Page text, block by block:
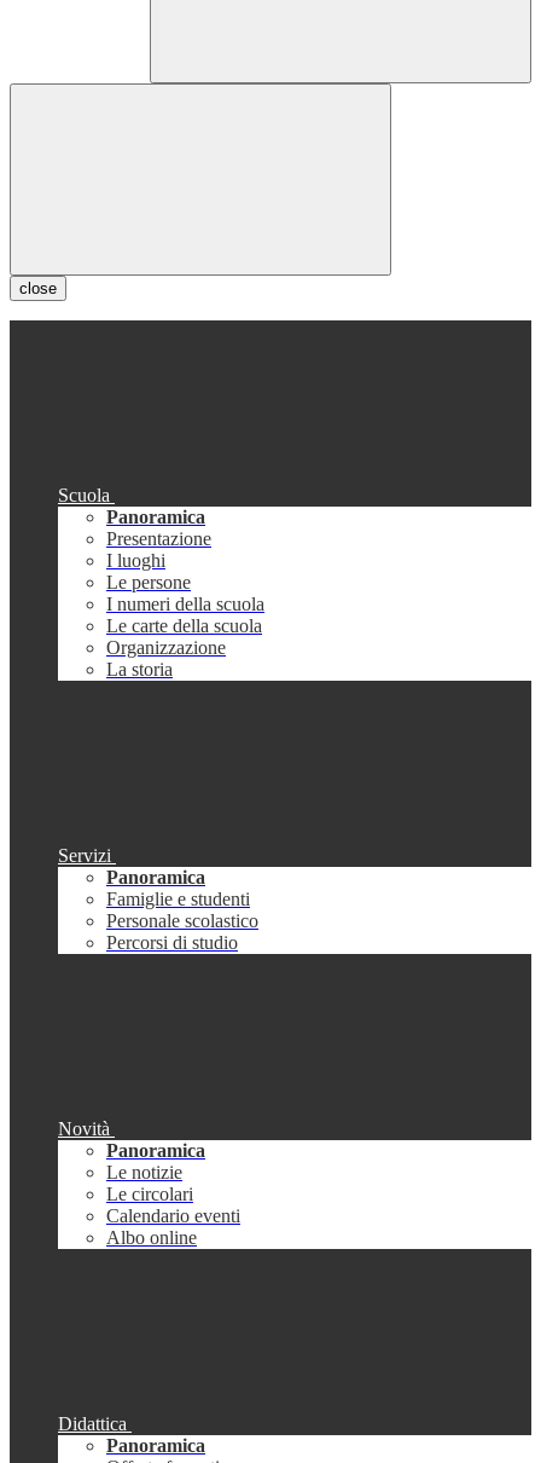
close
Scuola
Panoramica
Presentazione
I luoghi
Le persone
I numeri della scuola
Le carte della scuola
Organizzazione
La storia
Servizi
Panoramica
Famiglie e studenti
Personale scolastico
Percorsi di studio
Novità
Panoramica
Le notizie
Le circolari
Calendario eventi
Albo online
Didattica
Panoramica